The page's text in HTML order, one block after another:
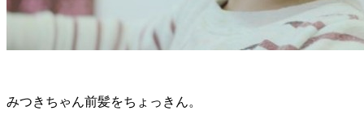
みつきちゃん前髪をちょっきん。